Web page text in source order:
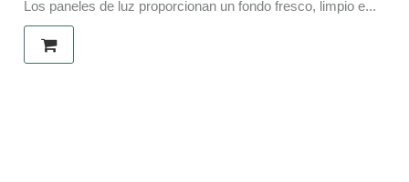
Los paneles de luz proporcionan un fondo fresco, limpio e...